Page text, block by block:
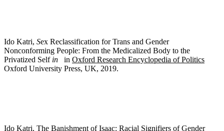
Ido Katri, Sex Reclassification for Trans and Gender
Nonconforming People: From the Medicalized Body to the
Privatized Self in in Oxford Research Encyclopedia of Politics
Oxford University Press, UK, 2019.
Ido Katri, The Banishment of Isaac: Racial Signifiers of Gender